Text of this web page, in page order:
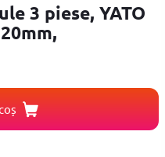
3 piese, YATO